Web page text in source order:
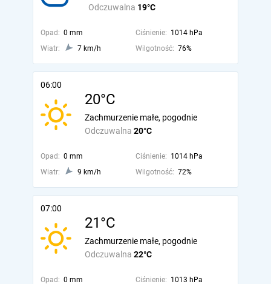
Odczuwalna 19°C
Opad: 0 mm Ciśnienie: 1014 hPa
Wiatr:
7 km/h Wilgotność: 76%
06:00
20°C
Odczuwalna 20°C
Zachmurzenie małe, pogodnie
Opad: 0 mm Ciśnienie: 1014 hPa
Wiatr:
9 km/h Wilgotność: 72%
07:00
21°C
Odczuwalna 22°C
Zachmurzenie małe, pogodnie
Opad: 0 mm Ciśnienie: 1013 hPa